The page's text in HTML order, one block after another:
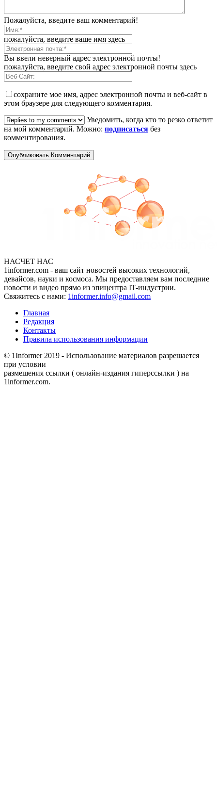
Пожалуйста, введите ваш комментарий!
пожалуйста, введите ваше имя здесь
Вы ввели неверный адрес электронной почты!
пожалуйста, введите свой адрес электронной почты здесь
сохраните мое имя, адрес электронной почты и веб-сайт в
этом браузере для следующего комментария.
Уведомить, когда кто то резко ответит
на мой комментарий. Можно: подписаться без
комментирования.
НАСЧЕТ НАС
1informer.com - ваш сайт новостей высоких технологий,
девайсов, науки и космоса. Мы предоставляем вам последние
новости и видео прямо из эпицентра IT-индустрии.
Свяжитесь с нами: 1informer.info@gmail.com
Главная
Редакция
Контакты
Правила использования информации
© 1Informer 2019 - Использование материалов разрешается
при условии
размешения ссылки ( онлайн-издания гиперссылки ) на
1informer.com.